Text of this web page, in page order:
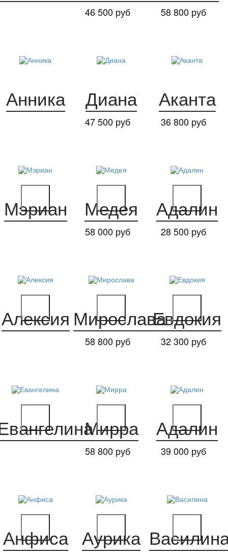
46 500 руб 58 800 руб
Анника
47 500 руб
Диана
36 800 руб
Аканта
Мэриан
58 000 руб
Медея
28 500 руб
Адалин
Алексия
58 800 руб
Мирослава
32 300 руб
Евдокия
58 800 руб
Мирра
39 000 руб
Адалин
Анфиса Аурика